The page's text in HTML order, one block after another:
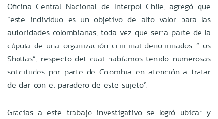
Oficina Central Nacional de Interpol Chile, agregó que
“este individuo es un objetivo de alto valor para las
autoridades colombianas, toda vez que sería parte de la
cúpula de una organización criminal denominados “Los
Shottas”, respecto del cual habíamos tenido numerosas
solicitudes por parte de Colombia en atención a tratar
de dar con el paradero de este sujeto”.
Gracias a este trabajo investigativo se logró ubicar y